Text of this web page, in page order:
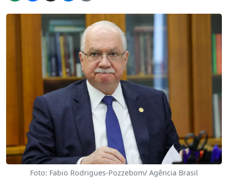
Foto: Fabio Rodrigues-Pozzebom/ Agência Brasil